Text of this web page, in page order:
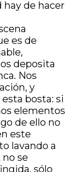
hay de hacer
es de
deposita
Nos
y
bosta: si
elementos
de ello no
este
lavando a
se
sólo